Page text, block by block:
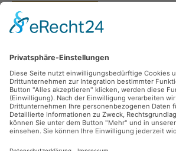
Vertrag widerrufen
Zahlungsarten
Sicher Einkaufen
Ladengeschäft
Newsletter